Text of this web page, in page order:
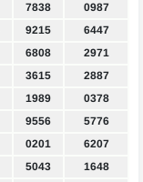
7838
0987
9215
6447
6808
2971
3615
2887
1989
0378
9556
5776
0201
6207
5043
1648